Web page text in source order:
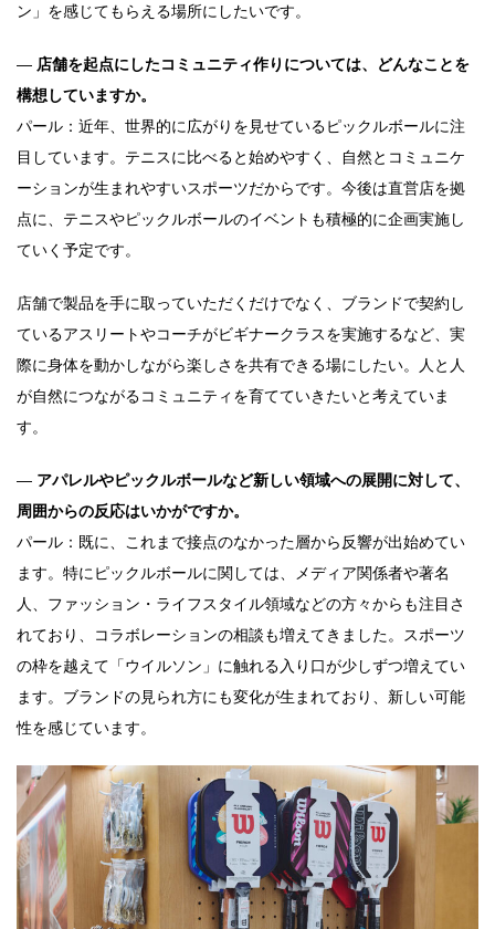
ン」を感じてもらえる場所にしたいです。
― 店舗を起点にしたコミュニティ作りについては、どんなことを
構想していますか。
パール：近年、世界的に広がりを見せているピックルボールに注
目しています。テニスに比べると始めやすく、自然とコミュニケ
ーションが生まれやすいスポーツだからです。今後は直営店を拠
点に、テニスやピックルボールのイベントも積極的に企画実施し
ていく予定です。
店舗で製品を手に取っていただくだけでなく、ブランドで契約し
ているアスリートやコーチがビギナークラスを実施するなど、実
際に身体を動かしながら楽しさを共有できる場にしたい。人と人
が自然につながるコミュニティを育てていきたいと考えていま
す。
― アパレルやピックルボールなど新しい領域への展開に対して、
周囲からの反応はいかがですか。
パール：既に、これまで接点のなかった層から反響が出始めてい
ます。特にピックルボールに関しては、メディア関係者や著名
人、ファッション・ライフスタイル領域などの方々からも注目さ
れており、コラボレーションの相談も増えてきました。スポーツ
の枠を越えて「ウイルソン」に触れる入り口が少しずつ増えてい
ます。ブランドの見られ方にも変化が生まれており、新しい可能
性を感じています。